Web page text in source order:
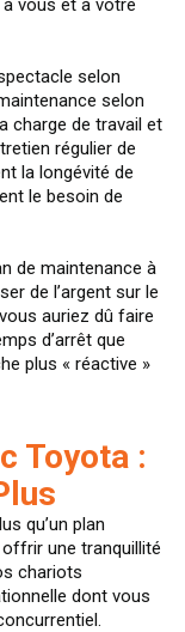
vous et à votre
selon
selon
charge de travail et
régulier de
la longévité de
le besoin de
de maintenance à
de l’argent sur le
auriez dû faire
d’arrêt que
plus « réactive »
Toyota :
qu’un plan
une tranquillité
chariots
dont vous